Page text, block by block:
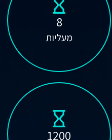
8
מעליות
1200